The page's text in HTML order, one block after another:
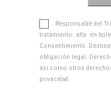
Responsable del
tratamiento: alta en
Consentimiento.
obligación legal.
así como otros
privacidad.